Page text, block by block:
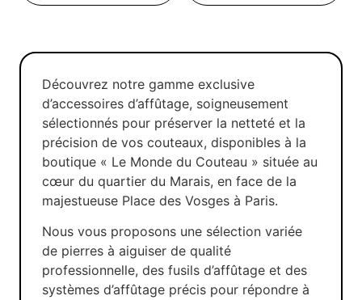
Découvrez notre gamme exclusive
d’accessoires d’affûtage, soigneusement
sélectionnés pour préserver la netteté et la
précision de vos couteaux, disponibles à la
boutique « Le Monde du Couteau » située au
cœur du quartier du Marais, en face de la
majestueuse Place des Vosges à Paris.
Nous vous proposons une sélection variée
de pierres à aiguiser de qualité
professionnelle, des fusils d’affûtage et des
systèmes d’affûtage précis pour répondre à